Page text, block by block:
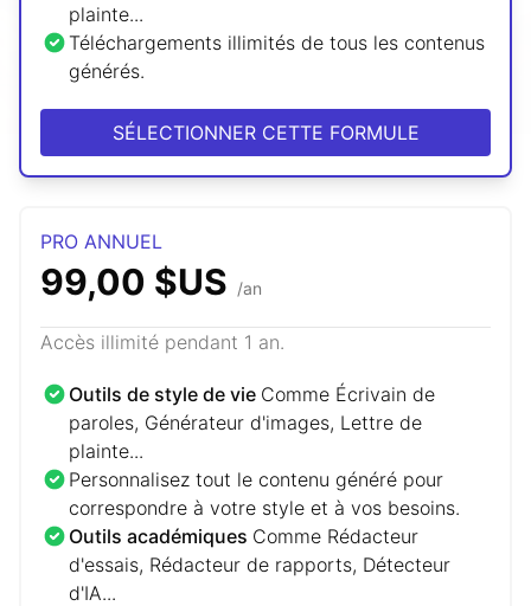
plainte...
Téléchargements illimités de tous les contenus
générés.
SÉLECTIONNER CETTE FORMULE
PRO ANNUEL
99,00 $US /an
Accès illimité pendant 1 an.
Outils de style de vie Comme Écrivain de
paroles, Générateur d'images, Lettre de
plainte...
Personnalisez tout le contenu généré pour
correspondre à votre style et à vos besoins.
Outils académiques Comme Rédacteur
d'essais, Rédacteur de rapports, Détecteur
d'IA...